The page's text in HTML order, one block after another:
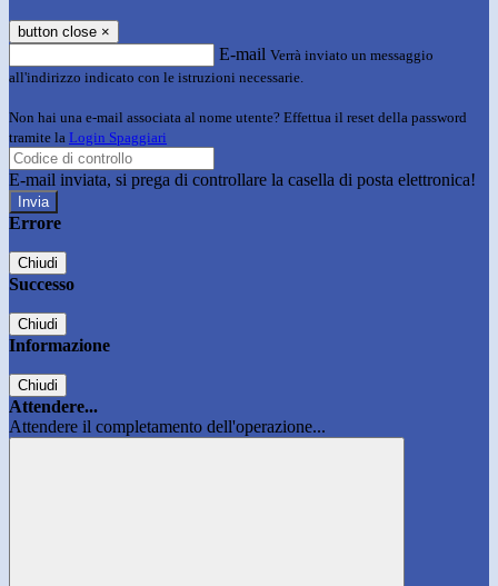
button close ×
E-mail Verrà inviato un messaggio
all'indirizzo indicato con le istruzioni necessarie.
Non hai una e-mail associata al nome utente? Effettua il reset della password
tramite la Login Spaggiari
E-mail inviata, si prega di controllare la casella di posta elettronica!
Errore
Chiudi
Successo
Chiudi
Informazione
Chiudi
Attendere...
Attendere il completamento dell'operazione...